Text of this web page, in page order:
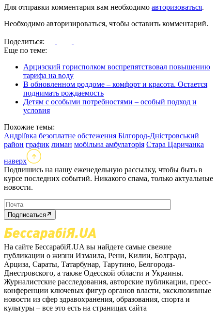
Для отправки комментария вам необходимо авторизоваться.
Необходимо авторизироваться, чтобы оставить комментарий.
Поделиться:
Еще по теме:
Арцизский горисполком воспрепятствовал повышению
тарифа на воду
В обновленном роддоме – комфорт и красота. Остается
поднимать рождаемость
Детям с особыми потребностями – особый подход и
условия
Похожие темы:
Андріївка безоплатне обстеження Білгород-Дністровський
район график лиман мобільна амбулаторія Стара Царичанка
наверх
Подпишись на нашу еженедельную рассылку, чтобы быть в
курсе последних событий. Никакого спама, только актуальные
новости.
Подписаться
На сайте БессарабіЯ.UA вы найдете самые свежие
публикации о жизни Измаила, Рени, Килии, Болграда,
Арциза, Сараты, Татарбунар, Тарутино, Белгорода-
Днестровского, а также Одесской области и Украины.
Журналистские расследования, авторские публикации, пресс-
конференции ключевых фигур органов власти, эксклюзивные
новости из сфер здравохранения, образования, спорта и
культуры – все это есть на страницах сайта